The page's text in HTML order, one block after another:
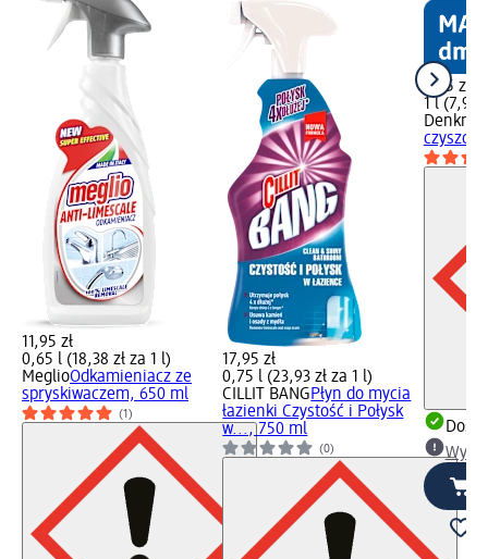
11,95 zł
0,65 l (18,38 zł za 1 l)
MeglioOdkamieniacz ze
spryskiwaczem, 650 ml
(1)
17,95 zł
0,75 l (23,93 zł za 1 l)
CILLIT BANGPłyn do mycia
łazienki Czystość i Połysk
w..., 750 ml
(0)
7,95 zł
1 l (7,95
Denkmit